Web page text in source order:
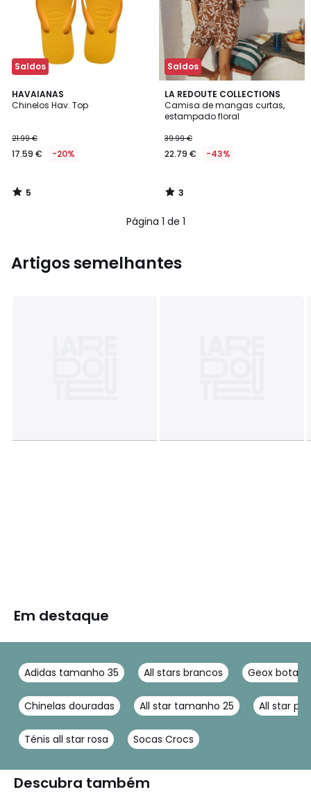
Saldos
HAVAIANAS
Chinelos Hav. Top
21.99 €
17.59 € -20%
5
/
5
/
Saldos
LA REDOUTE COLLECTIONS
Camisa de mangas curtas,
estampado floral
39.99 €
22.79 € -43%
3
/
5
3
/
Página 1 de 1
Artigos semelhantes
Em destaque
Adidas tamanho 35 All stars brancos Geox botas
Chinelas douradas All star tamanho 25 All star
Ténis all star rosa Socas Crocs
Descubra também